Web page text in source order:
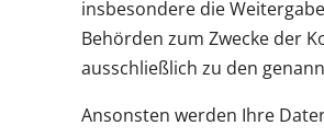
insbesondere die
Behörden zum Zwecke der
ausschließlich zu den
Ansonsten werden Ihre